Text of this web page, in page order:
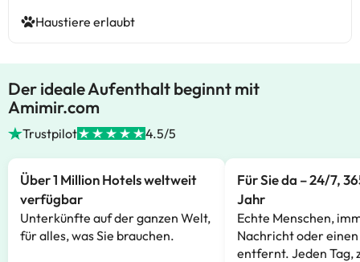
Haustiere erlaubt
Der ideale Aufenthalt beginnt mit
Amimir.com
Trustpilot 4.5/5
Über 1 Million Hotels weltweit
verfügbar
Unterkünfte auf der ganzen Welt,
für alles, was Sie brauchen.
Für Sie da – 24/7,
Jahr
Echte Menschen,
Nachricht oder
entfernt. Jeden Tag,